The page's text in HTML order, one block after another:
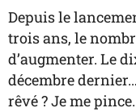
Depuis le
trois ans, le
d’augmenter. Le
décembre
rêvé ? Je me